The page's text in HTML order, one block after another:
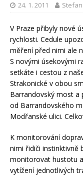
24. 1. 2011 Stefan
V Praze přibyly nové
rychlosti. Cedule
měření před nimi ale
S novými úsekovými
setkáte i cestou z
Strakonické v obou
Barrandovský most a
od Barrandovského
Modřanské ulici.
K monitorování
nimi řidiči instinktivně
monitorovat hustotu
vytížení jednotlivých